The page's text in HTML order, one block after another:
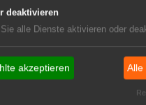
deaktivieren
alle Dienste aktivieren oder
akzeptieren Alle